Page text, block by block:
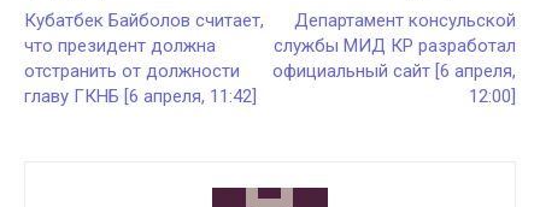
Кубатбек Байболов считает,
что президент должна
отстранить от должности
главу ГКНБ [6 апреля, 11:42]
Департамент консульской
службы МИД КР разработал
официальный сайт [6 апреля,
12:00]